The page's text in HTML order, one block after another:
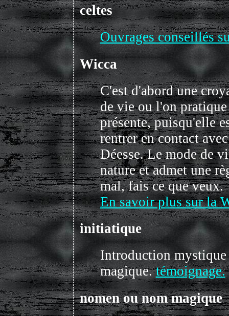
celtes
Ouvrages conseillés
Wicca
C'est d'abord une
de vie ou l'on
présente, puisqu'elle
rentrer en contact
Déesse. Le mode de
nature et admet une
mal, fais ce que veux.
En savoir plus sur la
initiatique
Introduction mystique
magique.témoignage.
nomen ou nom magique